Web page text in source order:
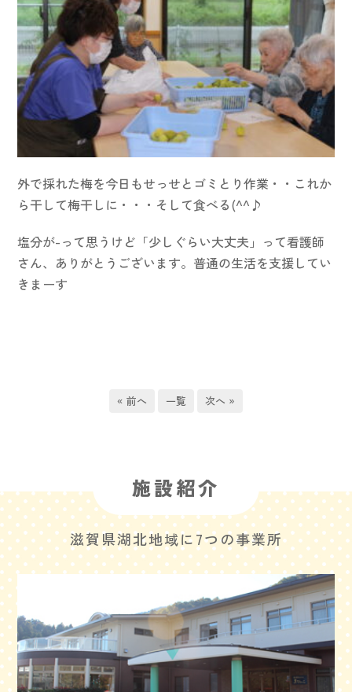
外で採れた梅を今日もせっせとゴミとり作業・・これか
ら干して梅干しに・・・そして食べる(^^♪
塩分が-って思うけど「少しぐらい大丈夫」って看護師
さん、ありがとうございます。普通の生活を支援してい
きまーす
« 前へ 一覧 次へ »
施設紹介
滋賀県湖北地域に7つの事業所